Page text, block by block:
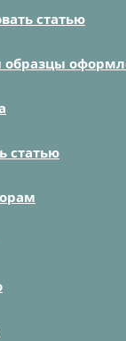
статью
образцы
статью